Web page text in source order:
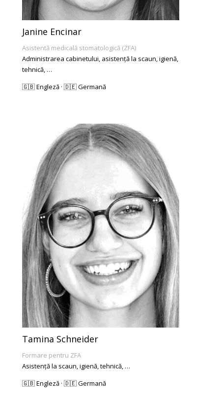
Janine Encinar
Asistentă medicală stomatologică (ZFA)
Administrarea cabinetului, asistență la scaun, igienă,
tehnică, …
🇬🇧 Engleză · 🇩🇪 Germană
Tamina Schneider
Formare pentru ZFA
Asistență la scaun, igienă, tehnică, …
🇬🇧 Engleză · 🇩🇪 Germană